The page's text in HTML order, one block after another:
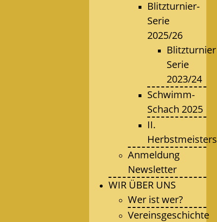
Blitzturnier-
Serie
2025/26
Blitzturnier
Serie
2023/24
Schwimm-
Schach 2025
II.
Anmeldung
Newsletter
WIR ÜBER UNS
Wer ist wer?
Vereinsgeschichte